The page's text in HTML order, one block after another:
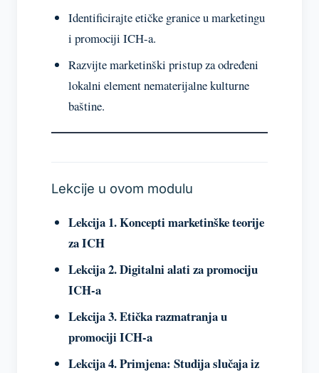
Identificirajte etičke granice u marketingu
i promociji ICH-a.
Razvijte marketinški pristup za određeni
lokalni element nematerijalne kulturne
baštine.
Lekcije u ovom modulu
Lekcija 1. Koncepti marketinške teorije
za ICH
Lekcija 2. Digitalni alati za promociju
ICH-a
Lekcija 3. Etička razmatranja u
promociji ICH-a
Lekcija 4. Primjena: Studija slučaja iz
SUVREMENI IZAZOVI I RJEŠENJA ZA
KRIZE ITD.)
6 lessons, 1 quiz
ETIČKI TEMELJI ICH-A: VLASNIŠTVO,
FINANCIRANJE I MOBILIZACIJA RESURSA ZA
NEMATERIJALNU KULTURNU BAŠTINU
7 lessons, 1 quiz
1 lesson, 1 quiz